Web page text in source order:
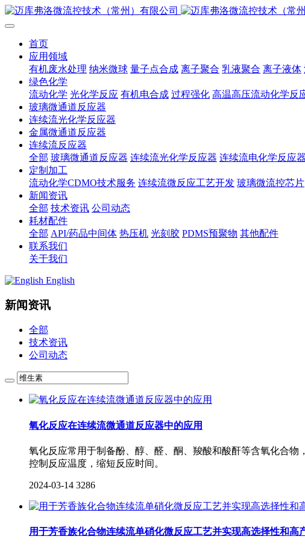
首页
应用领域
有机废水处理 纳米微球 量子点合成 离子聚合 乳液聚合 离子液体
绿色化学
流动化学 光化学反应 有机电合成 过程强化 高温高压流动化学反
玻璃微通道反应器
连续流光化学反应器
金属微通道反应器
连续流反应器
全部 玻璃微通道反应器 连续流光化学反应器 连续流电化学反应器
定制加工
流动化学CDMO技术服务 连续流微反应工艺开发 玻璃微流控芯片
新闻资讯
全部 技术资讯 公司动态
耗材配件
全部 API/药品中间体 热压机 光刻胶 PDMS预聚物 其他配件
联系我们
关于我们
English
新闻资讯
全部
技术资讯
公司动态
氧化反应在连续流微通道反应器中的应用
氧化反应常用于制备酚、醇、醛、酮、羧酸和酸酐等含氧化合
控制反应温度，缩短反应时间。
2024-03-14 3286
用于芳香族化合物连续流单硝化微反应工艺并实现高选择性和高